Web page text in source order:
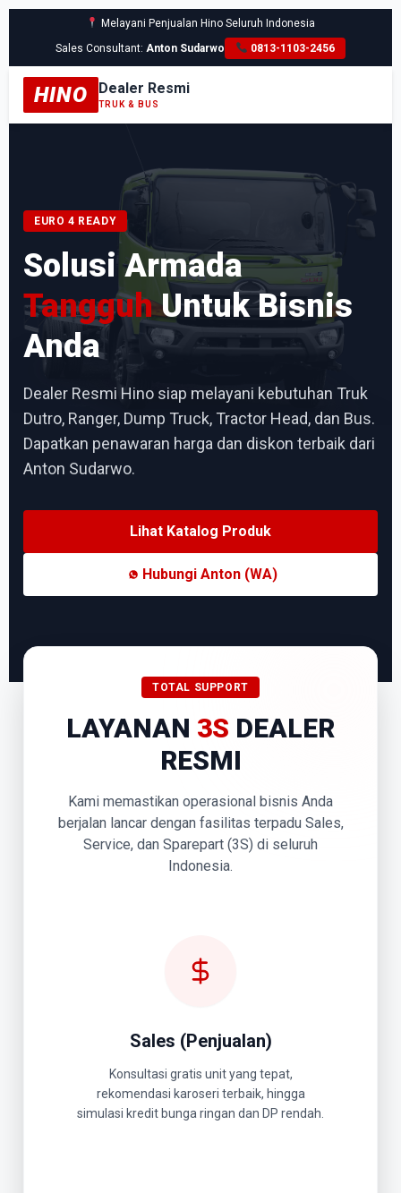
Melayani Penjualan Hino Seluruh Indonesia
Sales Consultant:Anton Sudarwo 0813-1103-2456
HINO Dealer Resmi
TRUK & BUS
EURO 4 READY
Solusi Armada
TangguhUntuk Bisnis
Anda
Dealer Resmi Hino siap melayani kebutuhan Truk
Dutro, Ranger, Dump Truck, Tractor Head, dan Bus.
Dapatkan penawaran harga dan diskon terbaik dari
Anton Sudarwo.
Lihat Katalog Produk
Hubungi Anton (WA)
TOTAL SUPPORT
LAYANAN 3S DEALER
RESMI
Kami memastikan operasional bisnis Anda
berjalan lancar dengan fasilitas terpadu Sales,
Service, dan Sparepart (3S) di seluruh
Indonesia.
Sales (Penjualan)
Konsultasi gratis unit yang tepat,
rekomendasi karoseri terbaik, hingga
simulasi kredit bunga ringan dan DP rendah.